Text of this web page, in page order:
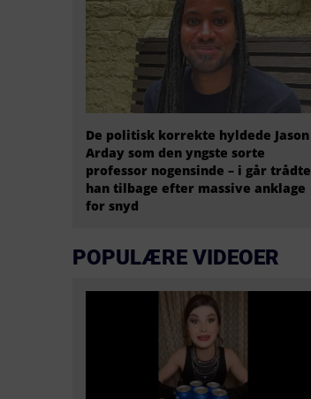
De politisk korrekte hyldede Jason
Arday som den yngste sorte
professor nogensinde – i går trådte
han tilbage efter massive anklage
for snyd
POPULÆRE VIDEOER